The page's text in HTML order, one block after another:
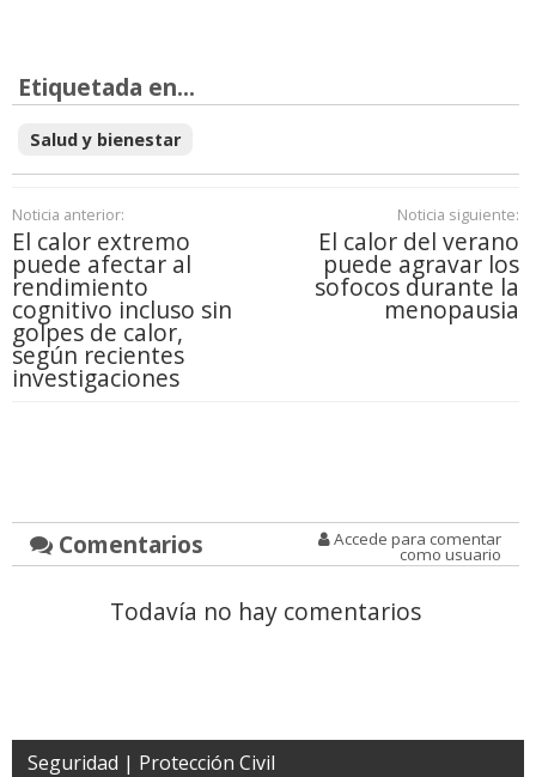
Etiquetada en...
Salud y bienestar
Noticia anterior:
El calor extremo
puede afectar al
rendimiento
cognitivo incluso sin
golpes de calor,
según recientes
investigaciones
Noticia siguiente:
El calor del verano
puede agravar los
sofocos durante la
menopausia
Comentarios Accede para comentar
como usuario
Todavía no hay comentarios
Seguridad | Protección Civil